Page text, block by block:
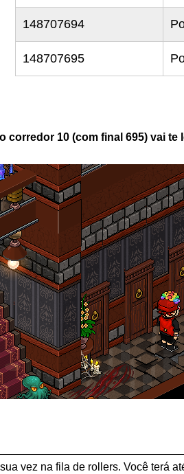
148707694
148707695
corredor 10 (com final 695) vai
vez na fila de rollers. Você terá